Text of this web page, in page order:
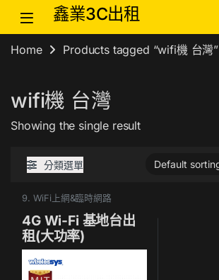
Skip to navigation
Skip to content鑫業3C出租
Home Products tagged “wifi機 台灣”
wifi機 台灣
Showing the single result
分類選單
9. WiFi上網&臨時網路
4G Wi-Fi 基地台出
租(大功率)